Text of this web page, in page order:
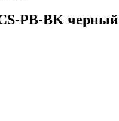
PB-BK черный